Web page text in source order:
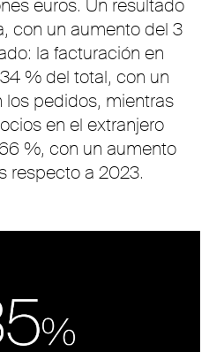
euros. Un resultado
con un aumento del 3
la facturación en
% del total, con un
pedidos, mientras
en el extranjero
%, con un aumento
respecto a 2023.